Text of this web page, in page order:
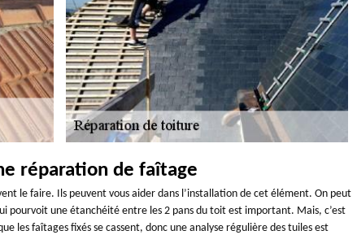
réparation de faîtage
le faire. Ils peuvent vous aider dans l’installation de cet élément. On peut
pourvoit une étanchéité entre les 2 pans du toit est important. Mais, c’est
les faîtages fixés se cassent, donc une analyse régulière des tuiles est